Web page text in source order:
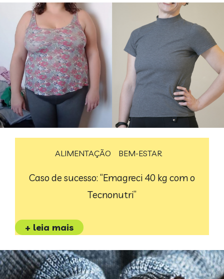
ALIMENTAÇÃO BEM-ESTAR
Caso de sucesso: “Emagreci 40 kg com o
Tecnonutri”
+ leia mais